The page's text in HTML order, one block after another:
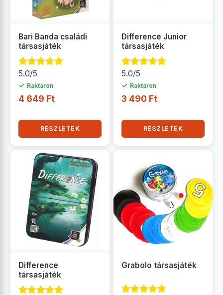
Bari Banda családi
társasjáték
5.0/5
✓ Raktáron
4 649 Ft
RÉSZLETEK
Difference Junior
társasjáték
5.0/5
✓ Raktáron
3 490 Ft
RÉSZLETEK
Difference
társasjáték
Grabolo társasjáték